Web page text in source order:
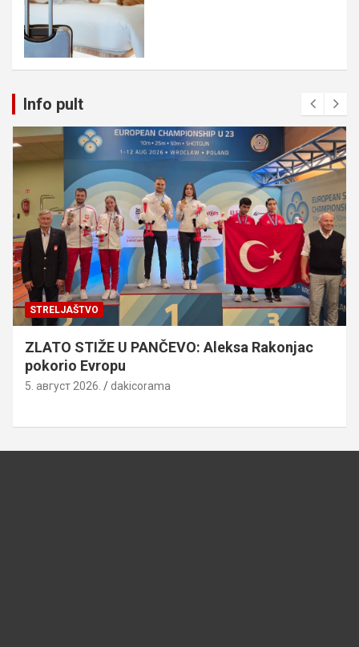
Info pult
STRELJAŠTVO
ZLATO STIŽE U PANČEVO: Aleksa Rakonjac
pokorio Evropu
5. август 2026. dakicorama